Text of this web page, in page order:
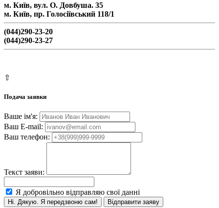
м. Київ, вул. О. Довбуша. 35
м. Київ, пр. Голосіївський 118/1
(044)290-23-20
(044)290-23-27
⇧
Подача заявки
Ваше ім'я:
Ваш E-mail:
Ваш телефон:
Текст заяви:
Я добровільно відправляю свої данні
Ні. Дякую. Я передзвоню сам! Відправити заяву